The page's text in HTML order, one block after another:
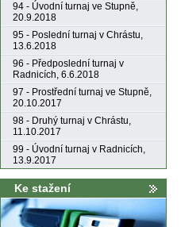
94 - Úvodní turnaj ve Stupně,
20.9.2018
95 - Poslední turnaj v Chrástu,
13.6.2018
96 - Předposlední turnaj v
Radnicích, 6.6.2018
97 - Prostřední turnaj ve Stupně,
20.10.2017
98 - Druhý turnaj v Chrástu,
11.10.2017
99 - Úvodní turnaj v Radnicích,
13.9.2017
Ke stažení